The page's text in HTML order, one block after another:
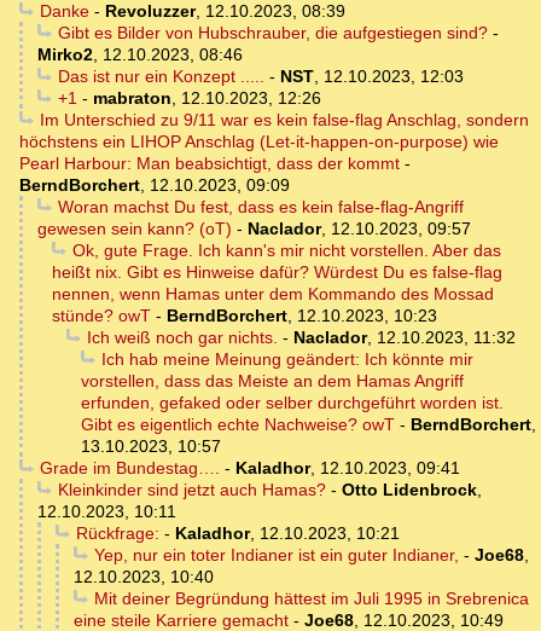
Danke- Revoluzzer, 12.10.2023, 08:39
Gibt es Bilder von Hubschrauber, die aufgestiegen sind?-
Mirko2, 12.10.2023, 08:46
Das ist nur ein Konzept ..... - NST, 12.10.2023, 12:03
+1- mabraton, 12.10.2023, 12:26
Im Unterschied zu 9/11 war es kein false-flag Anschlag, sondern
höchstens ein LIHOP Anschlag (Let-it-happen-on-purpose) wie
Pearl Harbour: Man beabsichtigt, dass der kommt -
BerndBorchert, 12.10.2023, 09:09
Woran machst Du fest, dass es kein false-flag-Angriff
gewesen sein kann? (oT) - Naclador, 12.10.2023, 09:57
Ok, gute Frage. Ich kann's mir nicht vorstellen. Aber das
heißt nix. Gibt es Hinweise dafür? Würdest Du es false-flag
nennen, wenn Hamas unter dem Kommando des Mossad
stünde? owT - BerndBorchert, 12.10.2023, 10:23
Ich weiß noch gar nichts. - Naclador, 12.10.2023, 11:32
Ich hab meine Meinung geändert: Ich könnte mir
vorstellen, dass das Meiste an dem Hamas Angriff
erfunden, gefaked oder selber durchgeführt worden ist.
Gibt es eigentlich echte Nachweise? owT - BerndBorchert,
13.10.2023, 10:57
Grade im Bundestag…. - Kaladhor, 12.10.2023, 09:41
Kleinkinder sind jetzt auch Hamas?- Otto Lidenbrock,
12.10.2023, 10:11
Rückfrage: - Kaladhor, 12.10.2023, 10:21
Yep, nur ein toter Indianer ist ein guter Indianer, - Joe68,
12.10.2023, 10:40
Mit deiner Begründung hättest im Juli 1995 in Srebrenica
eine steile Karriere gemacht - Joe68, 12.10.2023, 10:49